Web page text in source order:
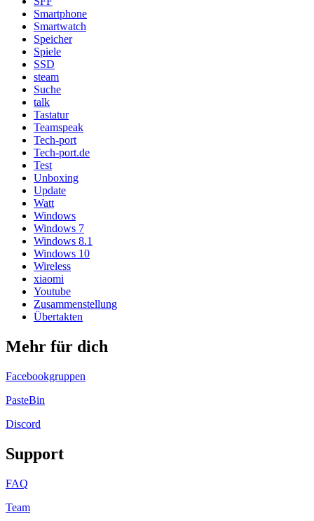
Smartphone
Smartwatch
Speicher
Spiele
SSD
steam
Suche
talk
Tastatur
Teamspeak
Tech-port
Tech-port.de
Test
Unboxing
Update
Watt
Windows
Windows 7
Windows 8.1
Windows 10
Wireless
xiaomi
Youtube
Zusammenstellung
Übertakten
Mehr für dich
Facebookgruppen
PasteBin
Discord
Support
FAQ
Team